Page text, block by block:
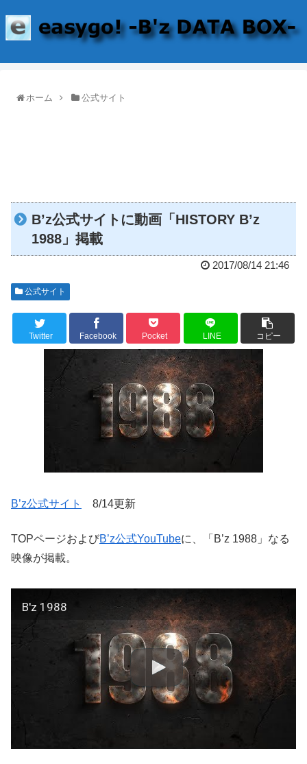
ホーム 公式サイト
B’z公式サイトに動画「HISTORY B’z
1988」掲載
2017/08/14 21:46
公式サイト
Twitter Facebook Pocket LINE コピー
B’z公式サイト 8/14更新
TOPページおよびB’z公式YouTubeに、「B’z 1988」なる
映像が掲載。
B'z 1988